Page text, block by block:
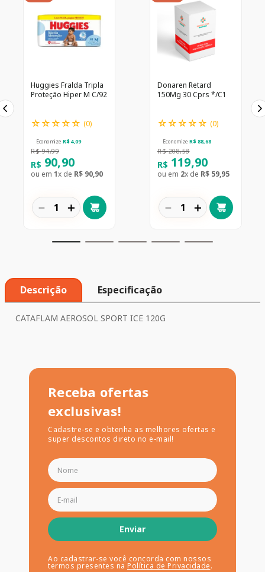
Huggies Fralda Tripla
Proteção Hiper M C/92
☆☆☆☆☆ (0)
Economize R$ 4,09
R$ 94,99
R$ 90,90
ou em 1x de R$ 90,90
＋
－
Donaren Retard
150Mg 30 Cprs */C1
☆☆☆☆☆ (0)
Economize R$ 88,68
R$ 208,58
R$ 119,90
ou em 2x de R$ 59,95
＋
－
Descrição Especificação
CATAFLAM AEROSOL SPORT ICE 120G
Receba ofertas
exclusivas!
Cadastre-se e obtenha as melhores ofertas e
super descontos direto no e-mail!
Enviar
Ao cadastrar-se você concorda com nossos
termos presentes na Política de Privacidade.